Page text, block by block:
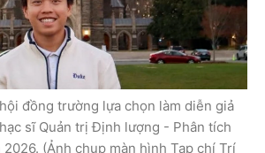
đồng trường lựa chọn làm diễn giả
sĩ Quản trị Định lượng - Phân tích
(Ảnh chụp màn hình Tạp chí Trí